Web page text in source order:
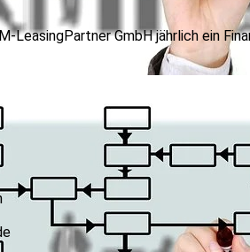
GmbH jährlich ein